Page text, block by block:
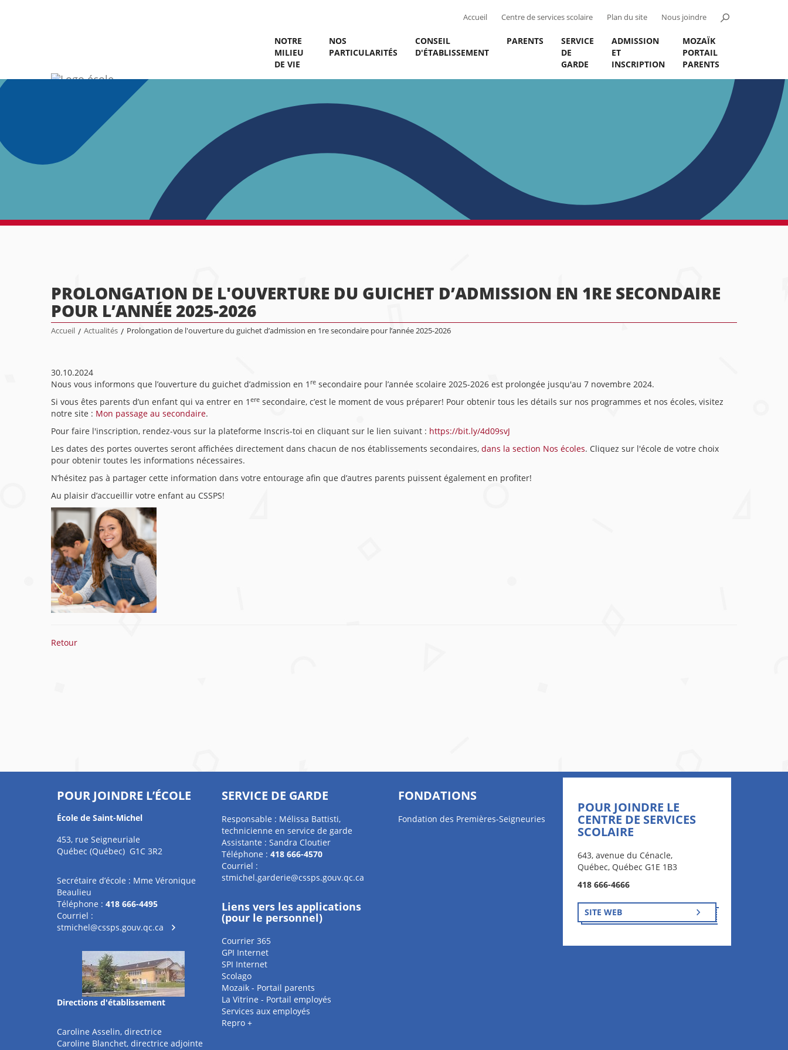
Accueil Centre de services scolaire Plan du site Nous joindre
NOTRE
MILIEU
DE VIE
NOS
PARTICULARITÉS
CONSEIL
D'ÉTABLISSEMENT
PARENTS
SERVICE
DE
GARDE
ADMISSION
ET
INSCRIPTION
MOZAÏK
PORTAIL
PARENTS
PROLONGATION DE L'OUVERTURE DU GUICHET D’ADMISSION EN 1RE SECONDAIRE
POUR L’ANNÉE 2025-2026
Accueil / Actualités / Prolongation de l'ouverture du guichet d’admission en 1re secondaire pour l’année 2025-2026
30.10.2024
Nous vous informons que l’ouverture du guichet d’admission en 1 re secondaire pour l’année scolaire 2025-2026 est prolongée jusqu'au 7 novembre 2024.
Si vous êtes parents d’un enfant qui va entrer en 1 ere secondaire, c’est le moment de vous préparer! Pour obtenir tous les détails sur nos programmes et nos écoles, visitez
notre site : Mon passage au secondaire.
Pour faire l'inscription, rendez-vous sur la plateforme Inscris-toi en cliquant sur le lien suivant : https://bit.ly/4d09svJ
Les dates des portes ouvertes seront affichées directement dans chacun de nos établissements secondaires, dans la section Nos écoles. Cliquez sur l'école de votre choix
pour obtenir toutes les informations nécessaires.
N’hésitez pas à partager cette information dans votre entourage afin que d’autres parents puissent également en profiter!
Au plaisir d’accueillir votre enfant au CSSPS!
Retour
POUR JOINDRE L’ÉCOLE
École de Saint-Michel
453, rue Seigneuriale
Québec (Québec) G1C 3R2
Secrétaire d’école : Mme Véronique
Beaulieu
Téléphone : 418 666-4495
Courriel :
stmichel@cssps.gouv.qc.ca
Directions d'établissement
Caroline Asselin, directrice
Caroline Blanchet, directrice adjointe
SERVICE DE GARDE
Responsable : Mélissa Battisti,
technicienne en service de garde
Assistante : Sandra Cloutier
Téléphone : 418 666-4570
Courriel :
stmichel.garderie@cssps.gouv.qc.ca
Liens vers les applications
(pour le personnel)
Courrier 365
GPI Internet
SPI Internet
Scolago
Mozaik - Portail parents
La Vitrine - Portail employés
Services aux employés
Repro +
FONDATIONS
Fondation des Premières-Seigneuries
POUR JOINDRE LE
CENTRE DE SERVICES
SCOLAIRE
643, avenue du Cénacle,
Québec, Québec G1E 1B3
418 666-4666
SITE WEB